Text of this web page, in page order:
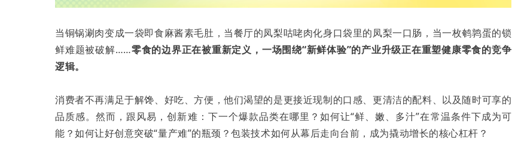
当铜锅涮肉变成一袋即食麻酱素毛肚，当餐厅的凤梨咕咾肉化身口袋里的凤梨一口肠，当一枚鹌鹑蛋的锁
鲜难题被破解……零食的边界正在被重新定义，一场围绕“新鲜体验”的产业升级正在重塑健康零食的竞争
逻辑。
消费者不再满足于解馋、好吃、方便，他们渴望的是更接近现制的口感、更清洁的配料、以及随时可享的
品质感。然而，跟风易，创新难：下一个爆款品类在哪里？如何让“鲜、嫩、多汁”在常温条件下成为可
能？如何让好创意突破“量产难”的瓶颈？包装技术如何从幕后走向台前，成为撬动增长的核心杠杆？